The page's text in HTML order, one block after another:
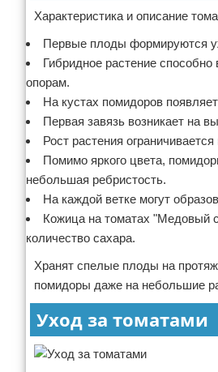
Характеристика и описание
Первые плоды формируются
Гибридное растение
опорам.
На кустах помидоров
Первая завязь возникает на
Рост растения
Помимо яркого цвета,
небольшая ребристость.
На каждой ветке могут
Кожица на томатах "Медовый
количество сахара.
Хранят спелые плоды на
помидоры даже на небольшие
Уход за томатами